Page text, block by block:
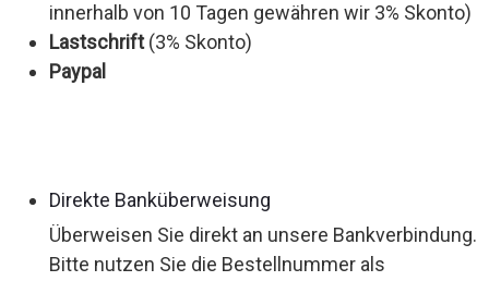
innerhalb von 10 Tagen gewähren wir 3% Skonto)
Lastschrift(3% Skonto)
Paypal
Direkte Banküberweisung
Überweisen Sie direkt an unsere Bankverbindung.
Bitte nutzen Sie die Bestellnummer als